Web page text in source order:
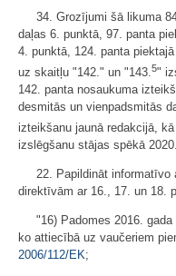
34. Grozījumi šā likuma
daļas 6. punktā, 97. panta
4. punktā, 124. panta
uz skaitļu "142." un "143.5"
142. panta nosaukuma
desmitās un vienpadsmitās
izteikšanu jaunā redakcijā,
izslēgšanu stājas spēkā
22. Papildināt informatīvo
direktīvām ar 16., 17. un 18.
"16) Padomes 2016.
ko attiecībā uz vaučeriem
2006/112/EK;